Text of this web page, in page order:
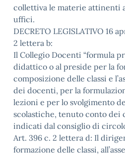
collettiva le materie attinenti
uffici.
DECRETO LEGISLATIVO 16
2 lettera b:
Il Collegio Docenti “formula
didattico o al preside per la
composizione delle classi e
dei docenti, per la
lezioni e per lo svolgimento
scolastiche, tenuto conto dei
indicati dal consiglio di
Art. 396 c. 2 lettera d: Il
formazione delle classi,